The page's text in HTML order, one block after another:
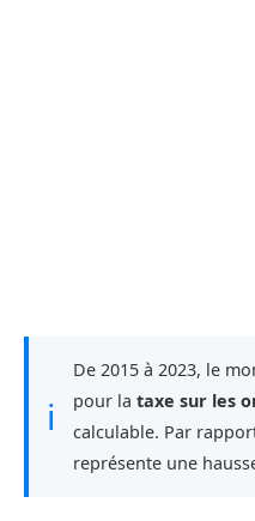
ℹ
De 2015 à 2023, le
pour la taxe sur les
calculable. Par
représente une